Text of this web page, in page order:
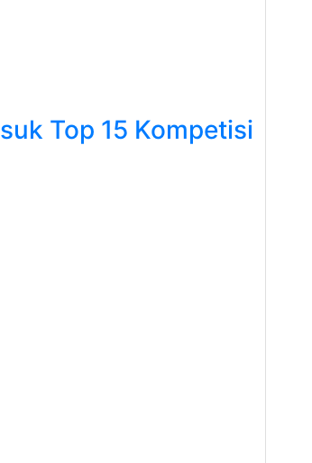
Top 15 Kompetisi